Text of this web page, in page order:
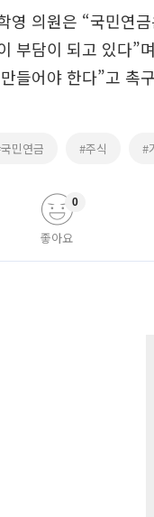
영 의원은 “국민연
부담이 되고 있다”
들어야 한다”고 촉
민연금 #주식 #
좋아요
0